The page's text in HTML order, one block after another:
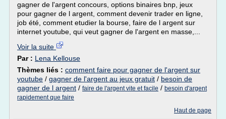
gagner de l'argent concours, options binaires bnp, jeux
pour gagner de l argent, comment devenir trader en ligne,
job été, comment etudier la bourse, faire de l argent sur
internet youtube, qui veut gagner de l'argent en masse,...
Voir la suite
Par : Lena Kellouse
Thèmes liés : comment faire pour gagner de l'argent sur
youtube / gagner de l'argent au jeux gratuit / besoin de
gagner de l argent / faire de l'argent vite et facile / besoin d'argent
rapidement que faire
Haut de page